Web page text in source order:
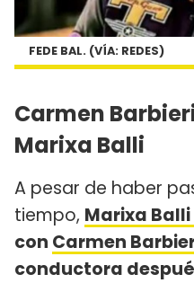
FEDE BAL. (VÍA: REDES)
Carmen
Marixa Balli
A pesar de haber
tiempo, Marixa Balli
con Carmen
conductora